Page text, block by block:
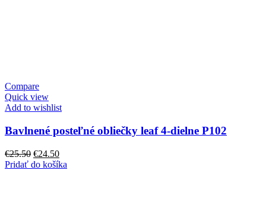
Compare
Quick view
Add to wishlist
Bavlnené posteľné obliečky leaf 4-dielne P102
€25.50 Pôvodná
cena
€24.50Aktuálna
cena
Pridať do košíka